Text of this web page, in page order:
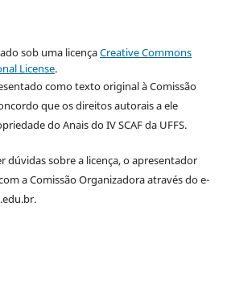
sob uma licençaCreative Commons
License.
como texto original à Comissão
que os direitos autorais a ele
do Anais do IV SCAF da UFFS.
dúvidas sobre a licença, o apresentador
a Comissão Organizadora através do e-